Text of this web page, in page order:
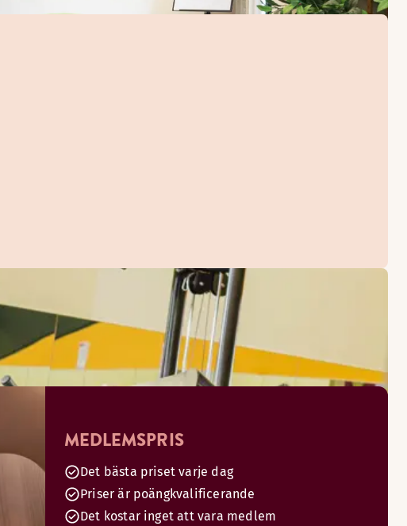
MEDLEMSPRIS
Det bästa priset varje dag
Priser är poängkvalificerande
Det kostar inget att vara medlem